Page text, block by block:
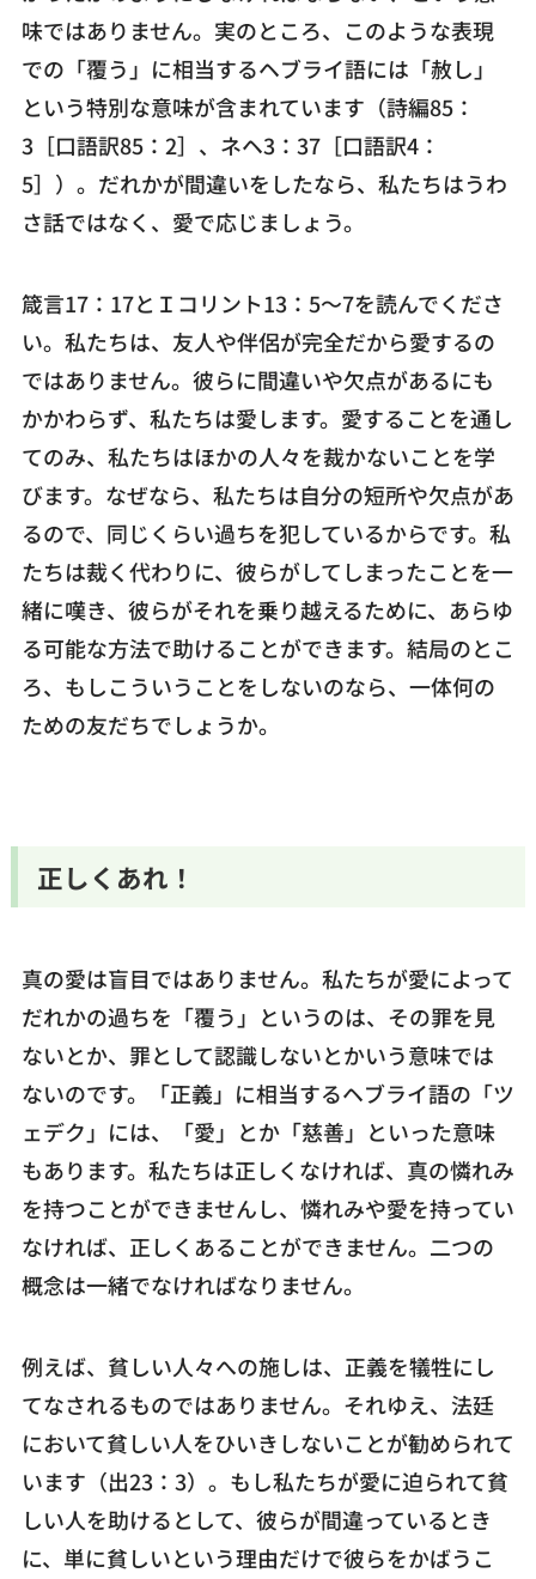
味ではありません。実のところ、このような表現
での「覆う」に相当するヘブライ語には「赦し」
という特別な意味が含まれています（詩編85：
3［口語訳85：2］、ネヘ3：37［口語訳4：
5］）。だれかが間違いをしたなら、私たちはうわ
さ話ではなく、愛で応じましょう。
箴言17：17とＩコリント13：5～7を読んでくださ
い。私たちは、友人や伴侶が完全だから愛するの
ではありません。彼らに間違いや欠点があるにも
かかわらず、私たちは愛します。愛することを通し
てのみ、私たちはほかの人々を裁かないことを学
びます。なぜなら、私たちは自分の短所や欠点があ
るので、同じくらい過ちを犯しているからです。私
たちは裁く代わりに、彼らがしてしまったことを一
緒に嘆き、彼らがそれを乗り越えるために、あらゆ
る可能な方法で助けることができます。結局のとこ
ろ、もしこういうことをしないのなら、一体何の
ための友だちでしょうか。
正しくあれ！
真の愛は盲目ではありません。私たちが愛によって
だれかの過ちを「覆う」というのは、その罪を見
ないとか、罪として認識しないとかいう意味では
ないのです。「正義」に相当するヘブライ語の「ツ
ェデク」には、「愛」とか「慈善」といった意味
もあります。私たちは正しくなければ、真の憐れみ
を持つことができませんし、憐れみや愛を持ってい
なければ、正しくあることができません。二つの
概念は一緒でなければなりません。
例えば、貧しい人々への施しは、正義を犠牲にし
てなされるものではありません。それゆえ、法廷
において貧しい人をひいきしないことが勧められて
います（出23：3）。もし私たちが愛に迫られて貧
しい人を助けるとして、彼らが間違っているとき
に、単に貧しいという理由だけで彼らをかばうこ